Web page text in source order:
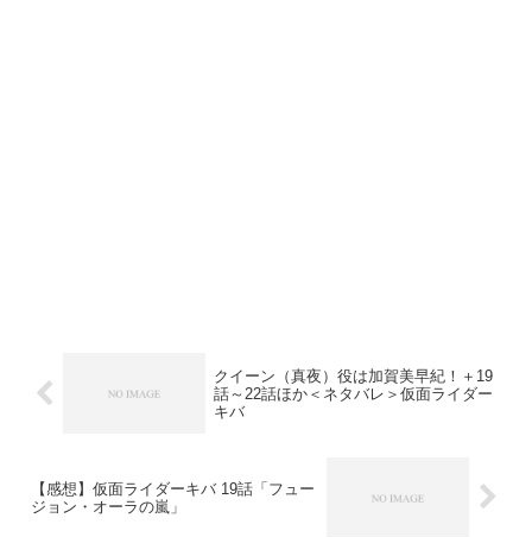
クイーン（真夜）役は加賀美早紀！＋19
話～22話ほか＜ネタバレ＞仮面ライダー
キバ
【感想】仮面ライダーキバ 19話「フュー
ジョン・オーラの嵐」